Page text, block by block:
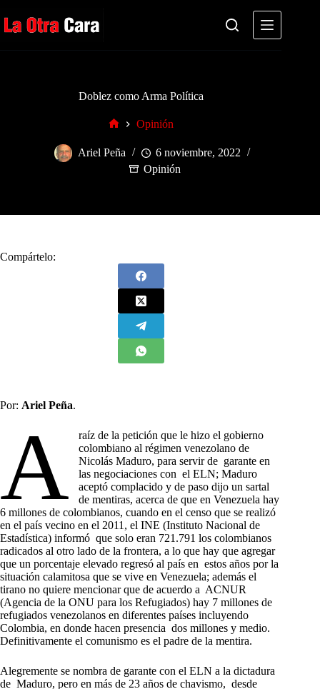
al
contenido
Doblez como Arma Política
Opinión
Ariel Peña
6 noviembre, 2022
Opinión
Compártelo:
Por: Ariel Peña.
A
raíz de la petición que le hizo el gobierno
colombiano al régimen venezolano de
Nicolás Maduro, para servir de garante en
las negociaciones con el ELN; Maduro
aceptó complacido y de paso dijo un sartal
de mentiras, acerca de que en Venezuela hay
6 millones de colombianos, cuando en el censo que se realizó
en el país vecino en el 2011, el INE (Instituto Nacional de
Estadística) informó que solo eran 721.791 los colombianos
radicados al otro lado de la frontera, a lo que hay que agregar
que un porcentaje elevado regresó al país en estos años por la
situación calamitosa que se vive en Venezuela; además el
tirano no quiere mencionar que de acuerdo a ACNUR
(Agencia de la ONU para los Refugiados) hay 7 millones de
refugiados venezolanos en diferentes países incluyendo
Colombia, en donde hacen presencia dos millones y medio.
Definitivamente el comunismo es el padre de la mentira.
Alegremente se nombra de garante con el ELN a la dictadura
de Maduro, pero en más de 23 años de chavismo, desde